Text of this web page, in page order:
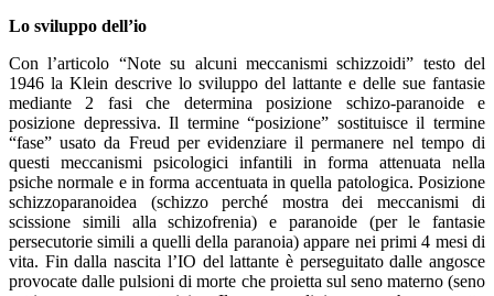
Lo sviluppo dell’io
Con l’articolo “Note su alcuni meccanismi schizzoidi” testo del
1946 la Klein descrive lo sviluppo del lattante e delle sue fantasie
mediante 2 fasi che determina posizione schizo-paranoide e
posizione depressiva. Il termine “posizione” sostituisce il termine
“fase” usato da Freud per evidenziare il permanere nel tempo di
questi meccanismi psicologici infantili in forma attenuata nella
psiche normale e in forma accentuata in quella patologica. Posizione
schizzoparanoidea (schizzo perché mostra dei meccanismi di
scissione simili alla schizofrenia) e paranoide (per le fantasie
persecutorie simili a quelli della paranoia) appare nei primi 4 mesi di
vita. Fin dalla nascita l’IO del lattante è perseguitato dalle angosce
provocate dalle pulsioni di morte che proietta sul seno materno (seno